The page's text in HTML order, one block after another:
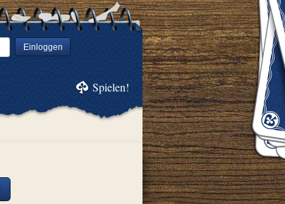
Einloggen
Spielen!